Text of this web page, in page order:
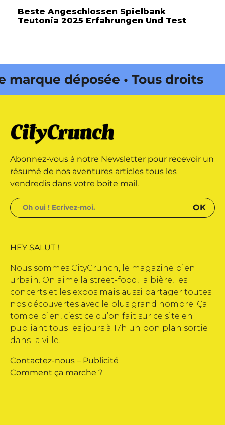
Beste Angeschlossen Spielbank
Teutonia 2025 Erfahrungen Und Test
déposée • Tous droits
déposée • Tous droits
par Buena Onda Web •
Abonnez-vous à notre Newsletter pour recevoir un
résumé de nos aventures articles tous les
vendredis dans votre boite mail.
HEY SALUT !
Nous sommes CityCrunch, le magazine bien
urbain. On aime la street-food, la bière, les
concerts et les expos mais aussi partager toutes
nos découvertes avec le plus grand nombre. Ça
tombe bien, c’est ce qu’on fait sur ce site en
publiant tous les jours à 17h un bon plan sortie
dans la ville.
Contactez-nous – Publicité
Comment ça marche ?